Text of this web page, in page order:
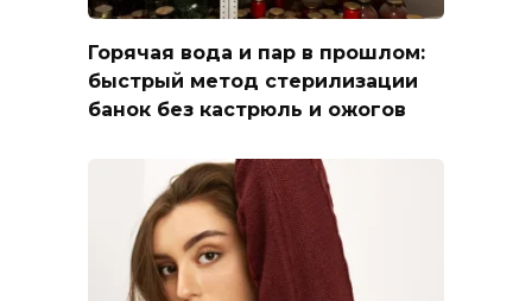
Горячая вода и пар в прошлом:
быстрый метод стерилизации
банок без кастрюль и ожогов